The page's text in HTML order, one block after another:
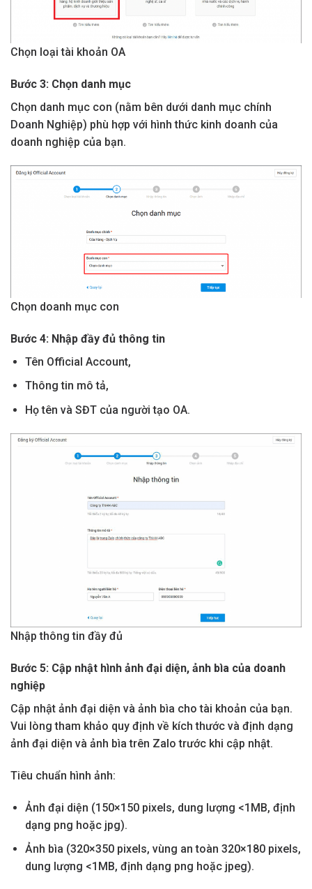
Chọn loại tài khoản OA
Bước 3: Chọn danh mục
Chọn danh mục con (nằm bên dưới danh mục chính
Doanh Nghiệp) phù hợp với hình thức kinh doanh của
doanh nghiệp của bạn.
Chọn doanh mục con
Bước 4: Nhập đầy đủ thông tin
Tên Official Account,
Thông tin mô tả,
Họ tên và SĐT của người tạo OA.
Nhập thông tin đầy đủ
Bước 5: Cập nhật hình ảnh đại diện, ảnh bìa của doanh
nghiệp
Cập nhật ảnh đại diện và ảnh bìa cho tài khoản của bạn.
Vui lòng tham khảo quy định về kích thước và định dạng
ảnh đại diện và ảnh bìa trên Zalo trước khi cập nhật.
Tiêu chuẩn hình ảnh:
Ảnh đại diện (150×150 pixels, dung lượng <1MB, định
dạng png hoặc jpg).
Ảnh bìa (320×350 pixels, vùng an toàn 320×180 pixels,
dung lượng <1MB, định dạng png hoặc jpeg).